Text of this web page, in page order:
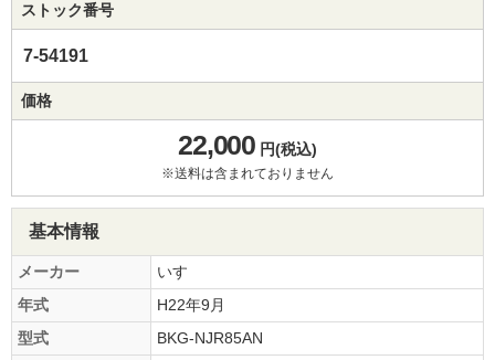
ストック番号
7-54191
価格
22,000円(税込)
※送料は含まれておりません
基本情報
メーカー
いすゞ
年式
H22年9月
型式
BKG-NJR85AN